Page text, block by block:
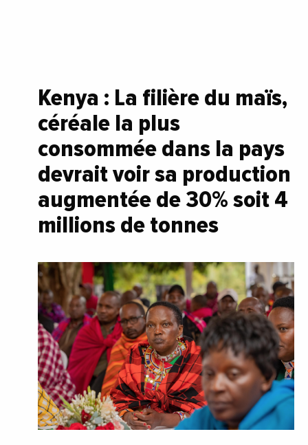
Kenya : La filière du maïs,
céréale la plus
consommée dans la pays
devrait voir sa production
augmentée de 30% soit 4
millions de tonnes